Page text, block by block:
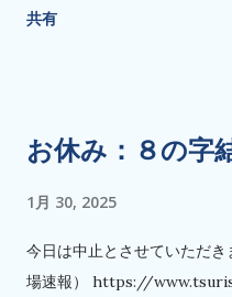
共有
お休み：８の字
1月 30, 2025
今日は中止とさせていただ
場速報） https://